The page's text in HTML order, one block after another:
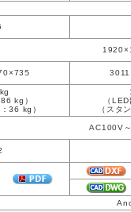
kg）
36 kg）
（
（スタ
AC100V